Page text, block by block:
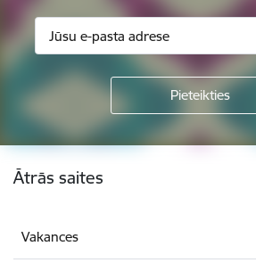
Kājene
Ātrās saites
Vakances